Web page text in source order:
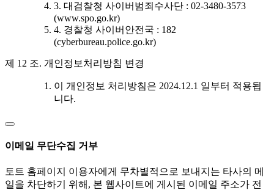
3. 대검찰청 사이버범죄수사단 : 02-3480-3573
(www.spo.go.kr)
4. 경찰청 사이버안전국 : 182
(cyberbureau.police.go.kr)
제 12 조. 개인정보처리방침 변경
이 개인정보 처리방침은 2024.12.1 일부터 적용됩
니다.
이메일 무단수집 거부
토트 홈페이지 이용자에게 무차별적으로 보내지는 타사의 메
일을 차단하기 위해, 본 웹사이트에 게시된 이메일 주소가 전